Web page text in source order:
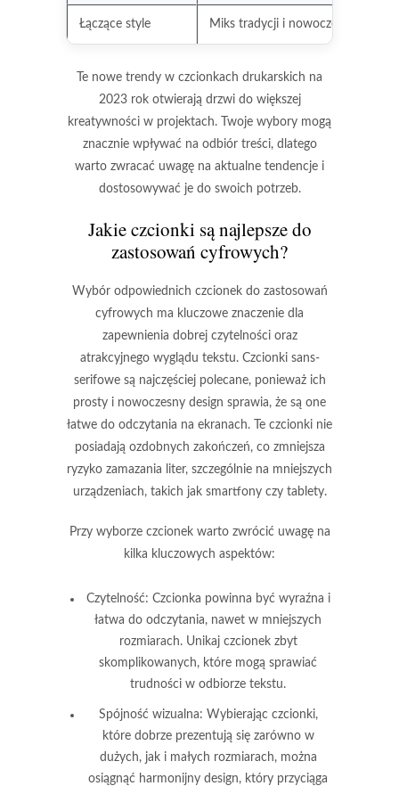
Łączące style Miks tradycji i nowoczesności
Te nowe trendy w czcionkach drukarskich na
2023 rok otwierają drzwi do większej
kreatywności w projektach. Twoje wybory mogą
znacznie wpływać na odbiór treści, dlatego
warto zwracać uwagę na aktualne tendencje i
dostosowywać je do swoich potrzeb.
Jakie czcionki są najlepsze do
zastosowań cyfrowych?
Wybór odpowiednich czcionek do zastosowań
cyfrowych ma kluczowe znaczenie dla
zapewnienia dobrej czytelności oraz
atrakcyjnego wyglądu tekstu. Czcionki sans-
serifowesą najczęściej polecane, ponieważ ich
prosty i nowoczesny design sprawia, że są one
łatwe do odczytania na ekranach. Te czcionki nie
posiadają ozdobnych zakończeń, co zmniejsza
ryzyko zamazania liter, szczególnie na mniejszych
urządzeniach, takich jak smartfony czy tablety.
Przy wyborze czcionek warto zwrócić uwagę na
kilka kluczowych aspektów:
Czytelność: Czcionka powinna być wyraźna i
łatwa do odczytania, nawet w mniejszych
rozmiarach. Unikaj czcionek zbyt
skomplikowanych, które mogą sprawiać
trudności w odbiorze tekstu.
Spójność wizualna: Wybierając czcionki,
które dobrze prezentują się zarówno w
dużych, jak i małych rozmiarach, można
osiągnąć harmonijny design, który przyciąga